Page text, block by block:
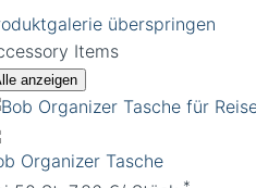
überspringen
Items
anzeigen
Organizer Tasche